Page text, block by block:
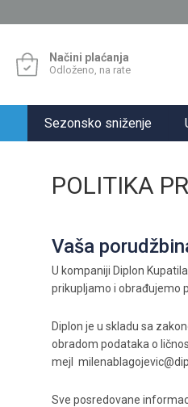
Načini plaćanja
Odloženo, na rate
Sezonsko sniženje
POLITIKA
Vaša
U kompaniji Diplon
prikupljamo i obrađujemo
Diplon je u skladu sa
obradom podataka o
mejl
Sve posredovane